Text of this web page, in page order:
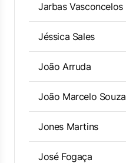
Jarbas Vasconcelos
Jéssica Sales
João Arruda
João Marcelo Souza
Jones Martins
José Fogaça